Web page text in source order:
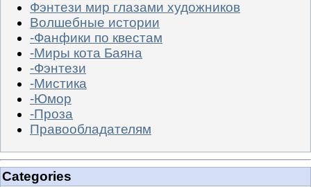
Фэнтези мир глазами художников
Волшебные истории
-Фанфики по квестам
-Миры кота Баяна
-Фэнтези
-Мистика
-Юмор
-Проза
Правообладателям
Categories